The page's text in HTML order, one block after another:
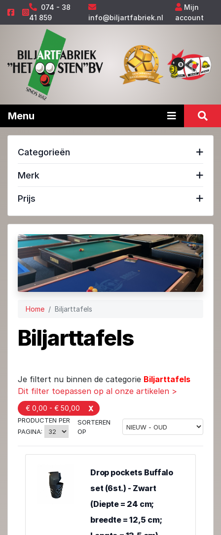
074 - 38
41 859
info@biljartfabriek.nl
Mijn
account
Menu
Categorieën
Merk
Prijs
Home Biljarttafels
Biljarttafels
Je filtert nu binnen de categorie Biljarttafels
Dit filter toepassen op al onze artikelen >
X
€ 0,00 - € 50,00
PRODUCTEN PER
PAGINA:
SORTEREN
OP
Drop pockets Buffalo
set (6st.) - Zwart
(Diepte = 24 cm;
breedte = 12,5 cm;